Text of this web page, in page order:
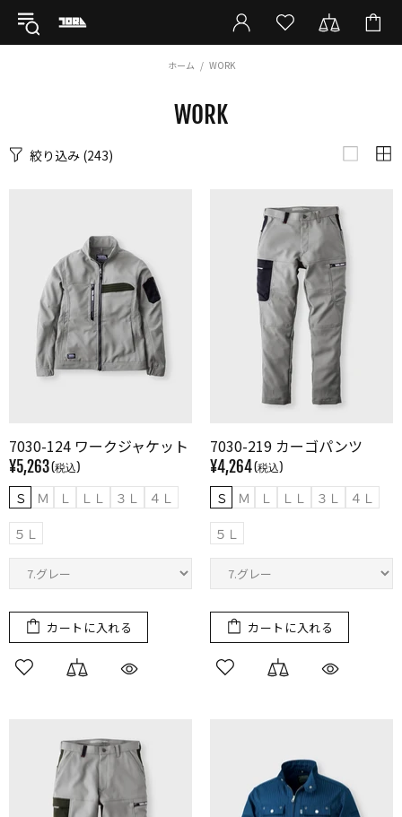
ホーム WORK
WORK
絞り込み (243)
7030-124 ワークジャケット
¥5,263
Ｓ Ｍ Ｌ ＬＬ ３Ｌ
４Ｌ
５Ｌ
カートに入れる
7030-219 カーゴパンツ
¥4,264
Ｓ Ｍ Ｌ ＬＬ ３Ｌ
４Ｌ
５Ｌ
カートに入れる